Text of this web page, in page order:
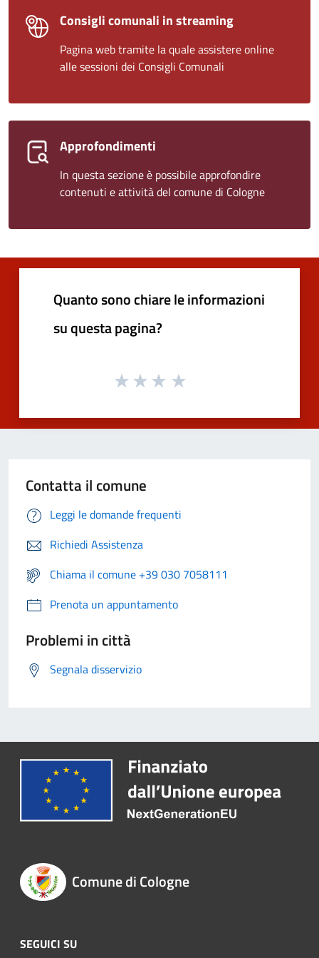
Consigli comunali in streaming
Pagina web tramite la quale assistere online
alle sessioni dei Consigli Comunali
Approfondimenti
In questa sezione è possibile approfondire
contenuti e attività del comune di Cologne
Quanto sono chiare le informazioni
su questa pagina?
Contatta il comune
Leggi le domande frequenti
Richiedi Assistenza
Chiama il comune +39 030 7058111
Prenota un appuntamento
Problemi in città
Segnala disservizio
Comune di Cologne
SEGUICI SU